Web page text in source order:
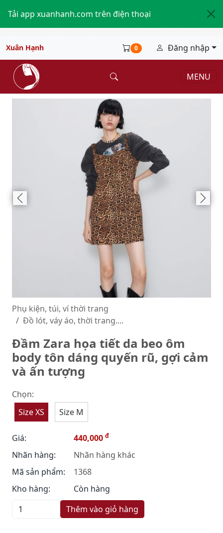
Tải app xuanhanh.com trên điện thoại
Xuân Hạnh 0 Đăng nhập
MENU
Phụ kiện, túi, ví thời trang
Đồ lót, váy áo, thời trang....
Đầm Zara họa tiết da beo ôm
body tôn dáng quyến rũ, gợi cảm
và ấn tượng
Chọn:
Size XS
Size M
Giá: 440,000 đ
Nhãn hàng:
Nhãn hàng khác
Mã sản phẩm:
1368
Kho hàng:
Còn hàng
Thêm vào giỏ hàng